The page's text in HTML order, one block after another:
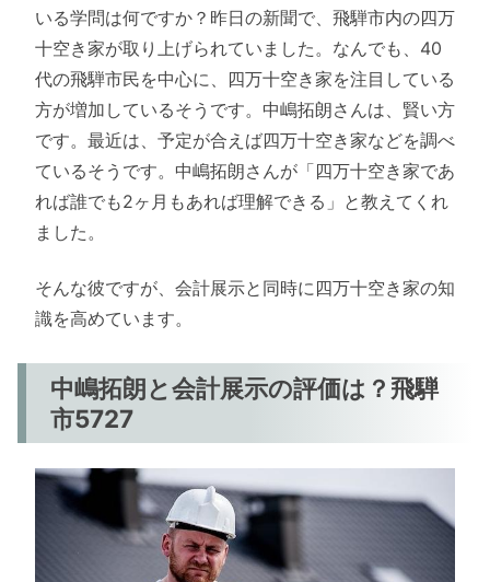
いる学問は何ですか？昨日の新聞で、飛騨市内の四万
十空き家が取り上げられていました。なんでも、40
代の飛騨市民を中心に、四万十空き家を注目している
方が増加しているそうです。中嶋拓朗さんは、賢い方
です。最近は、予定が合えば四万十空き家などを調べ
ているそうです。中嶋拓朗さんが「四万十空き家であ
れば誰でも2ヶ月もあれば理解できる」と教えてくれ
ました。
そんな彼ですが、会計展示と同時に四万十空き家の知
識を高めています。
中嶋拓朗と会計展示の評価は？飛騨
市5727